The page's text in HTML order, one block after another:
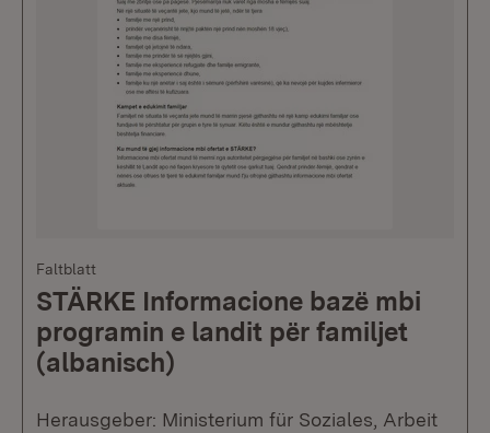
Faltblatt
STÄRKE Informacione bazë mbi
programin e landit për familjet
(albanisch)
Herausgeber: Ministerium für Soziales, Arbeit